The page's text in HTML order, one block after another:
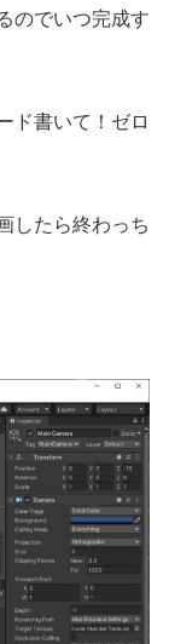
のでいつ完成す
ド書いて！ゼロ
したら終わっち